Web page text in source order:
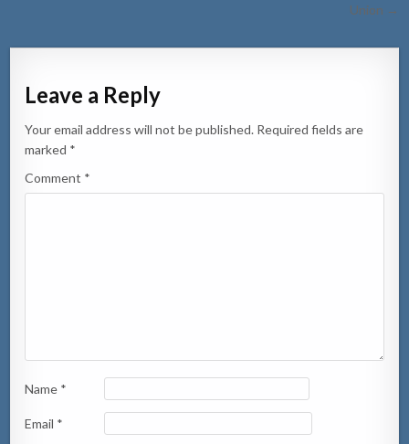
Union →
Leave a Reply
Your email address will not be published. Required fields are
marked *
Comment *
Name *
Email *